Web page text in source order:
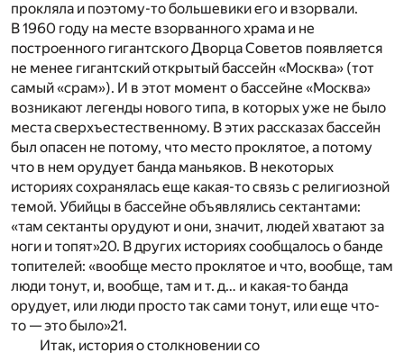
прокляла и поэтому-то большевики его и взорвали.
В 1960 году на месте взорванного храма и не
построенного гигантского Дворца Советов появляется
не менее гигантский открытый бассейн «Москва» (тот
самый «срам»). И в этот момент о бассейне «Москва»
возникают легенды нового типа, в которых уже не было
места сверхъестественному. В этих рассказах бассейн
был опасен не потому, что место проклятое, а потому
что в нем орудует банда маньяков. В некоторых
историях сохранялась еще какая-то связь с религиозной
темой. Убийцы в бассейне объявлялись сектантами:
«там сектанты орудуют и они, значит, людей хватают за
ноги и топят»20. В других историях сообщалось о банде
топителей: «вообще место проклятое и что, вообще, там
люди тонут, и, вообще, там и т. д… и какая-то банда
орудует, или люди просто так сами тонут, или еще что-
то — это было»21.
Итак, история о столкновении со